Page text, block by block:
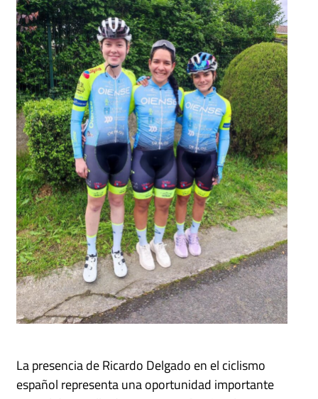
La presencia de Ricardo Delgado en el ciclismo
español representa una oportunidad importante